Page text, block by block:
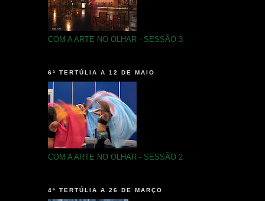
COM A ARTE NO OLHAR - SESSÃO 3
6ª TERTÚLIA A 12 DE MAIO
COM A ARTE NO OLHAR - SESSÃO 2
4ª TERTÚLIA A 26 DE MARÇO